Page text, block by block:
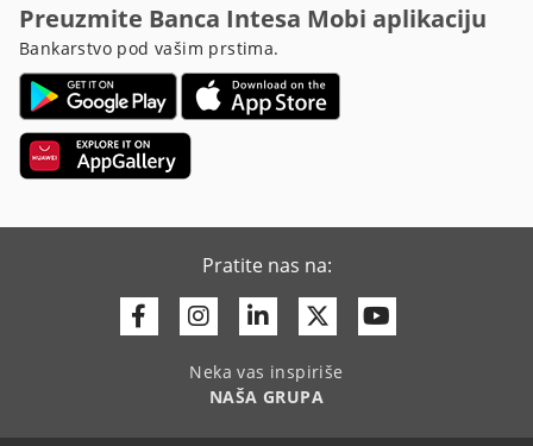
Preuzmite Banca Intesa Mobi aplikaciju
Bankarstvo pod vašim prstima.
Pratite nas na:
FacebookInstagram
LinkedinTwitter
Neka vas inspiriše
NAŠA GRUPA